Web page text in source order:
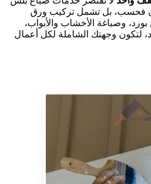
فحسب، بل تشمل تركيب ورق
وصباغة الأخشاب والأبواب،
لتكون وجهتك الشاملة لكل أعمال